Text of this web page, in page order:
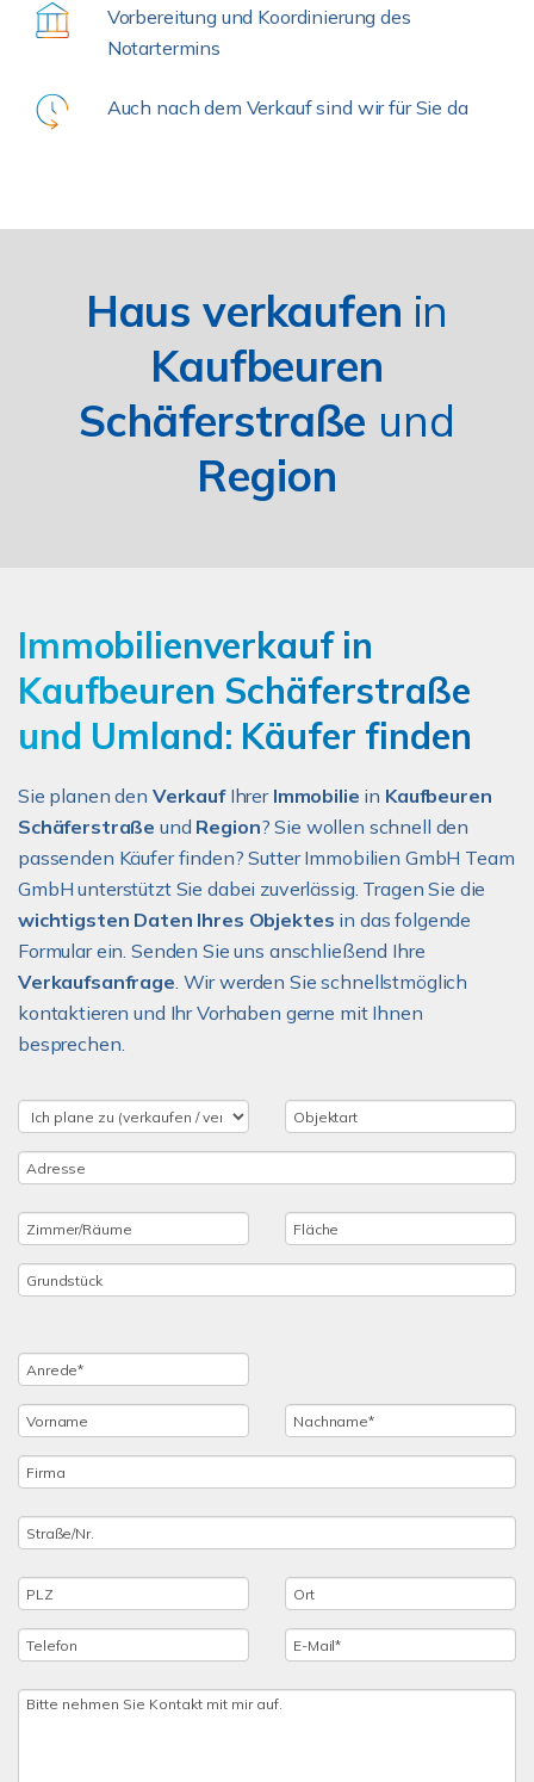
Vorbereitung und Koordinierung des
Notartermins
Auch nach dem Verkauf sind wir für Sie da
Haus verkaufen in
Kaufbeuren
Schäferstraße und
Region
Immobilienverkauf in
Kaufbeuren Schäferstraße
und Umland: Käufer finden
Sie planen den VerkaufIhrer Immobilie in Kaufbeuren
Schäferstraße und Region? Sie wollen schnell den
passenden Käufer finden? Sutter Immobilien GmbH Team
GmbH unterstützt Sie dabei zuverlässig. Tragen Sie die
wichtigsten Daten Ihres Objektes in das folgende
Formular ein. Senden Sie uns anschließend Ihre
Verkaufsanfrage. Wir werden Sie schnellstmöglich
kontaktieren und Ihr Vorhaben gerne mit Ihnen
besprechen.